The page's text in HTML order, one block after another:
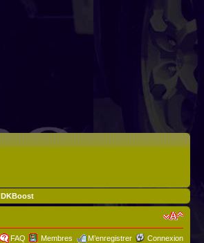
DKBoost
FAQ Membres M’enregistrer Connexion